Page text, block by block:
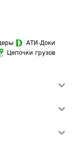
АТИ-Доки
Цепочки грузов